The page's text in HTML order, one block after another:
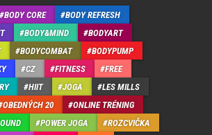
BODY CORE
BODY REFRESH
BODY&MIND
BODYART
BODYCOMBAT
BODYPUMP
CZ FITNESS
FREE
HIIT JOGA
LES MILLS
OBEDNÝCH 20
ONLINE TRÉNING
POWER JOGA
ROZCVIČKA